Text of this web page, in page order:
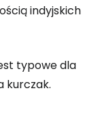
indyjskich
typowe dla
kurczak.